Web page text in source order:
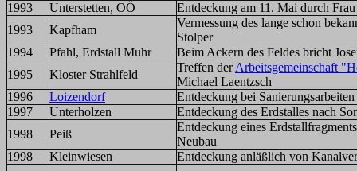
1993
Unterstetten, OÖ
Entdeckung am 11. Mai durch
1993
Kapfham
Vermessung des lange schon
Stolper
1994
Pfahl, Erdstall Muhr
Beim Ackern des Feldes bricht
1995
Kloster Strahlfeld
Treffen derArbeitsgemeinschaft
Michael Laentzsch
1996
Loizendorf
Entdeckung bei
1997
Unterholzen
Entdeckung des Erdstalles nach
1998
Peiß
Entdeckung eines
Neubau
1998
Kleinwiesen Entdeckung anläßlich von